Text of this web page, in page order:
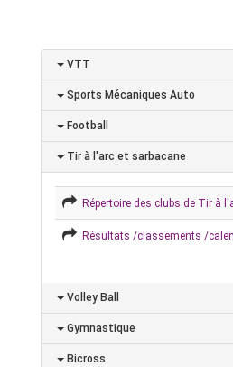
VTT
Sports Mécaniques Auto
Football
Tir à l'arc et sarbacane
Répertoire des clubs de Tir à
Résultats /classements /
Volley Ball
Gymnastique
Bicross